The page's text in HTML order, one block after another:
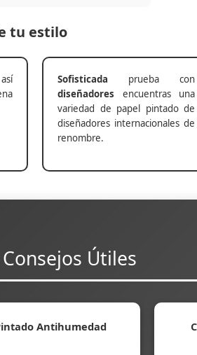
tu estilo
Sofisticada prueba con
diseñadores encuentras una
variedad de papel pintado de
diseñadores internacionales de
renombre.
Útiles
Antihumedad